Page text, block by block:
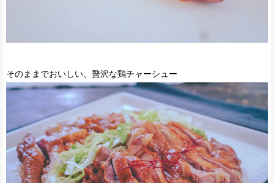
そのままでおいしい、贅沢な鶏チャーシュー